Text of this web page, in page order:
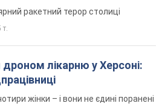
ракетний терор столиці
т.
дроном лікарню у Херсоні:
жінки – і вони не єдині поранені